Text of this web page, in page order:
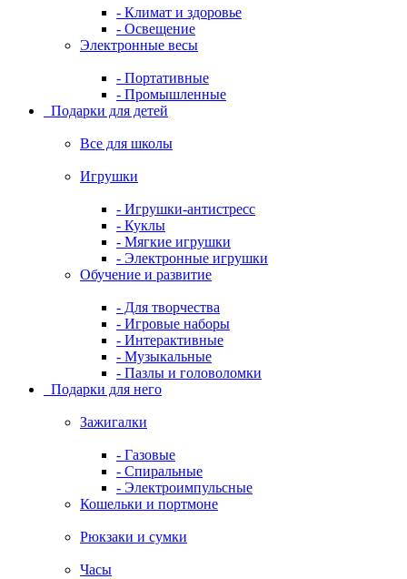
- Климат и здоровье
- Освещение
Электронные весы
- Портативные
- Промышленные
Подарки для детей
Все для школы
Игрушки
- Игрушки-антистресс
- Куклы
- Мягкие игрушки
- Электронные игрушки
Обучение и развитие
- Для творчества
- Игровые наборы
- Интерактивные
- Музыкальные
- Пазлы и головоломки
Подарки для него
Зажигалки
- Газовые
- Спиральные
- Электроимпульсные
Кошельки и портмоне
Рюкзаки и сумки
Часы